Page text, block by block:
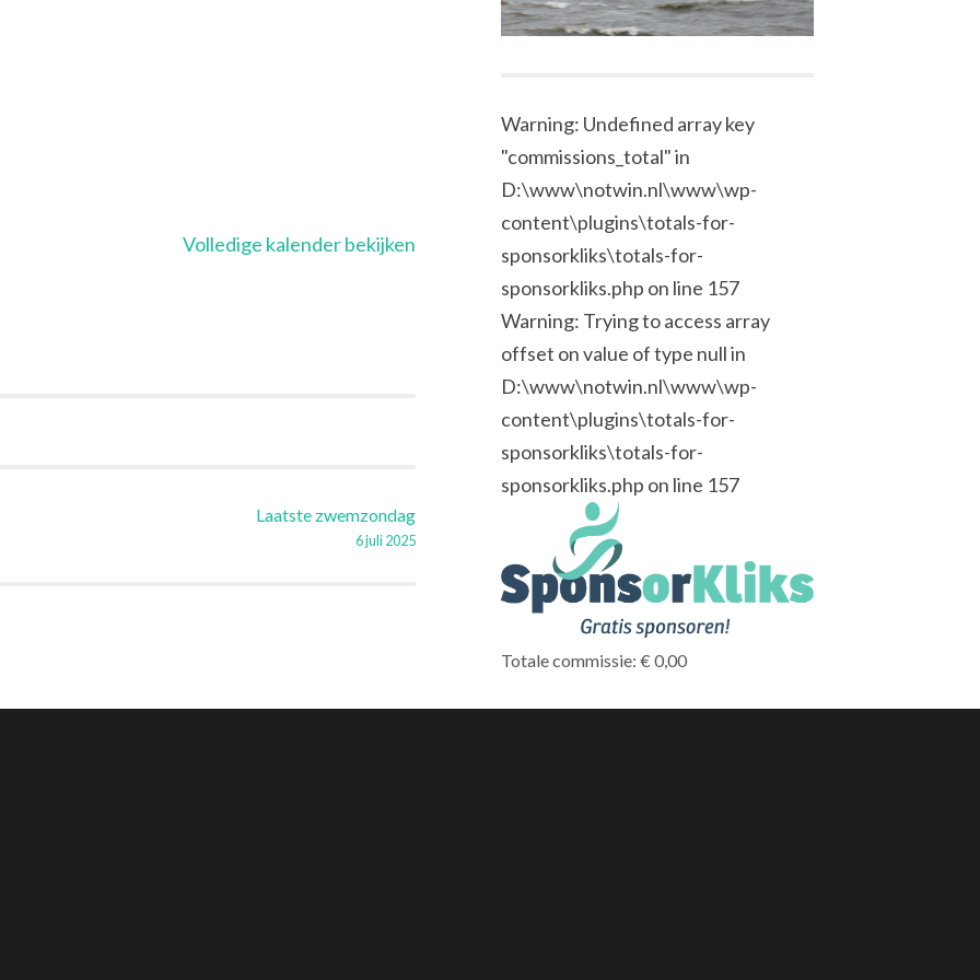
Volledige kalender bekijken
Laatste zwemzondag
6 juli 2025
Warning: Undefined array key
"commissions_total" in
D:\www\notwin.nl\www\wp-
content\plugins\totals-for-
sponsorkliks\totals-for-
sponsorkliks.php on line 157
Warning: Trying to access array
offset on value of type null in
D:\www\notwin.nl\www\wp-
content\plugins\totals-for-
sponsorkliks\totals-for-
sponsorkliks.php on line 157
Totale commissie: € 0,00